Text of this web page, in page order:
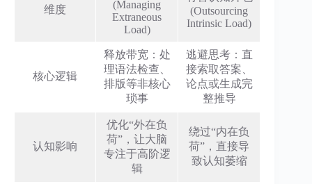
维度
(Managing
Extraneous
Load)
(Outsourcing
Intrinsic Load)
核心逻辑
释放带宽：处
理语法检查、
排版等非核心
琐事
逃避思考：直
接索取答案、
论点或生成完
整推导
认知影响
优化“外在负
荷”，让大脑
专注于高阶逻
辑
绕过“内在负
荷”，直接导
致认知萎缩